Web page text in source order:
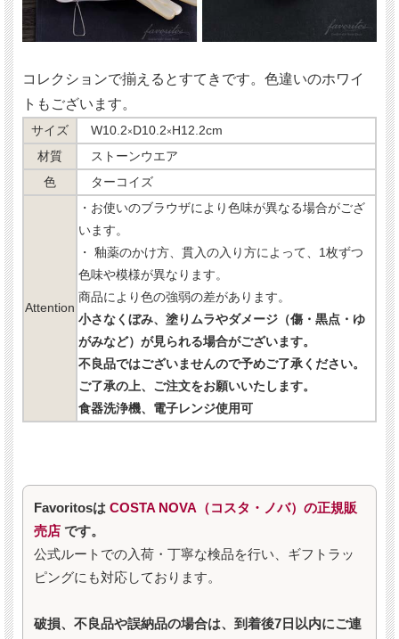
コレクションで揃えるとすてきです。色違いのホワイ
トもございます。
サイズ W10.2×D10.2×H12.2cm
材質
ストーンウエア
色
ターコイズ
Attention
・お使いのブラウザにより色味が異なる場合がござ
います。
・ 釉薬のかけ方、貫入の入り方によって、1枚ずつ
色味や模様が異なります。
商品により色の強弱の差があります。
小さなくぼみ、塗りムラやダメージ（傷・黒点・ゆ
がみなど）が見られる場合がございます。
不良品ではございませんので予めご了承ください。
ご了承の上、ご注文をお願いいたします。
食器洗浄機、電子レンジ使用可
Favoritosは COSTA NOVA（コスタ・ノバ）の正規販
売店 です。
公式ルートでの入荷・丁寧な検品を行い、ギフトラッ
ピングにも対応しております。
破損、不良品や誤納品の場合は、到着後7日以内にご連